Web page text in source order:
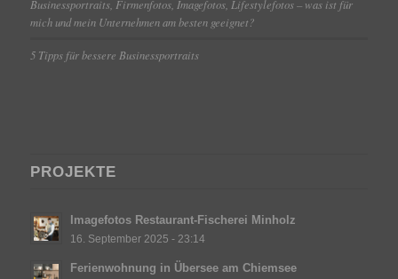
Businessportraits, Firmenfotos, Imagefotos, Lifestylefotos – was ist für
mich und mein Unternehmen am besten geeignet?
5 Tipps für bessere Businessportraits
PROJEKTE
Imagefotos Restaurant-Fischerei Minholz
16. September 2025 - 23:14
Ferienwohnung in Übersee am Chiemsee